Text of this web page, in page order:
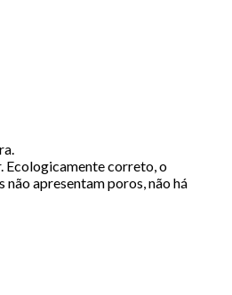
Ecologicamente correto, o
apresentam poros, não há